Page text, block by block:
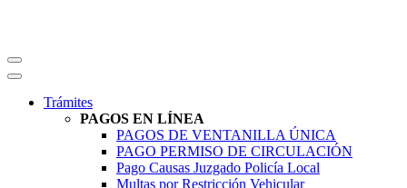
Trámites
PAGOS EN LÍNEA
PAGOS DE VENTANILLA ÚNICA
PAGO PERMISO DE CIRCULACIÓN
Pago Causas Juzgado Policía Local
Multas por Restricción Vehicular